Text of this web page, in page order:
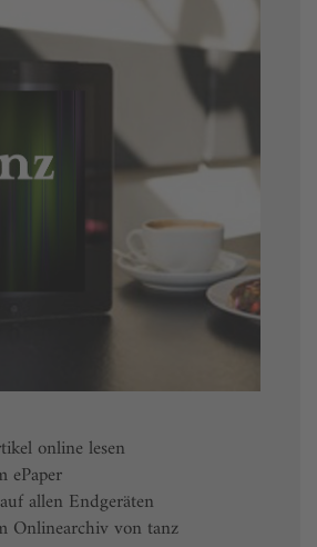
online lesen
ePaper
allen Endgeräten
Onlinearchiv von tanz